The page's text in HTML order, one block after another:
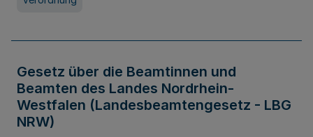
Gesetz über die Beamtinnen und
Beamten des Landes Nordrhein-
Westfalen (Landesbeamtengesetz - LBG
NRW)